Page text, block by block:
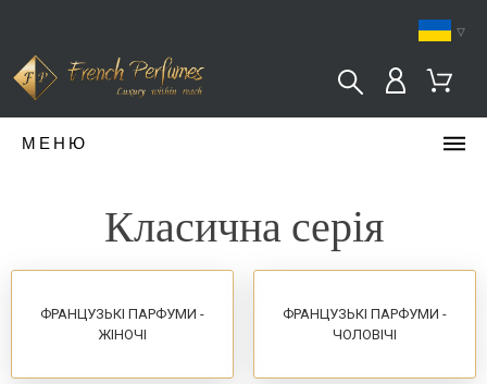
МЕНЮ
Класична серія
ФРАНЦУЗЬКІ ПАРФУМИ -
ЖІНОЧІ
ФРАНЦУЗЬКІ ПАРФУМИ -
ЧОЛОВІЧІ
▿